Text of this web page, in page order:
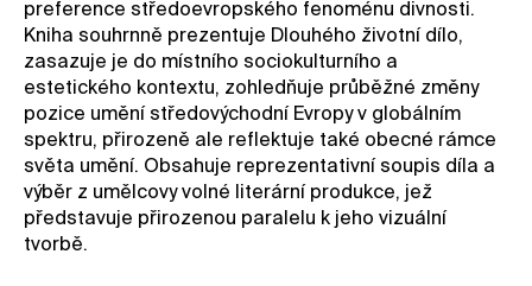
preference středoevropského fenoménu divnosti.
Kniha souhrnně prezentuje Dlouhého životní dílo,
zasazuje je do místního sociokulturního a
estetického kontextu, zohledňuje průběžné změny
pozice umění středovýchodní Evropy v globálním
spektru, přirozeně ale reflektuje také obecné rámce
světa umění. Obsahuje reprezentativní soupis díla a
výběr z umělcovy volné literární produkce, jež
představuje přirozenou paralelu k jeho vizuální
tvorbě.